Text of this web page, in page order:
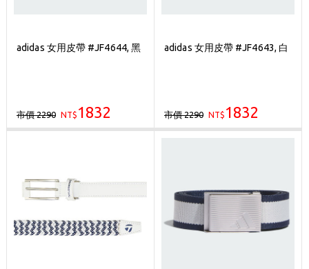
adidas 女用皮帶 #JF4644, 黑
市價 2290 NT$ 1832
adidas 女用皮帶 #JF4643, 白
市價 2290 NT$ 1832